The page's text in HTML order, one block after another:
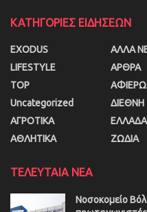
ΚΑΤΗΓΟΡΙΕΣ ΕΙΔΗΣΕΩΝ
EXODUS
LIFESTYLE
TOP
Uncategorized
ΑΓΡΟΤΙΚΑ
ΑΘΛΗΤΙΚΑ
ΑΛΛΑ
ΑΡΘΡΑ
ΔΙΕΘΝΗ
ΕΛΛΑΔΑ
ΖΩΔΙΑ
ΤΕΛΕΥΤΑΙΑ ΝΕΑ
Νοσοκομείο